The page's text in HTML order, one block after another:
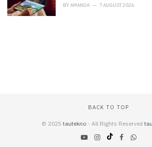
BY AMANDA 7 AUGUST 2026
BACK TO TOP
© 2025 tautekno - All Rights Reserved